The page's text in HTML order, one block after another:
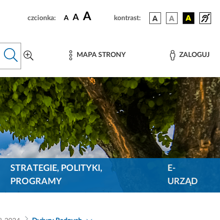
czcionka: A A A kontrast:
MAPA STRONY ZALOGUJ
STRATEGIE, POLITYKI,
PROGRAMY
E-
URZĄD